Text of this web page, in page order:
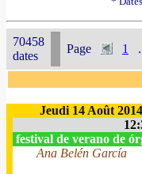
70458
dates
Page 1
Jeudi 14 Août 2014
festival de verano de
Ana Belén García